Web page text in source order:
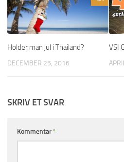
Holder man jul i Thailand?
DECEMBER 25, 2016
VSI
SKRIV ET SVAR
Kommentar *